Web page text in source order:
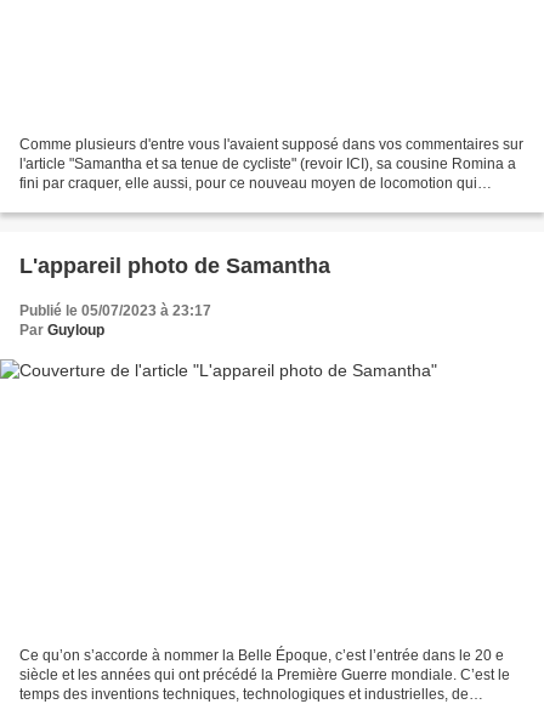
Comme plusieurs d'entre vous l'avaient supposé dans vos commentaires sur
l'article "Samantha et sa tenue de cycliste" (revoir ICI), sa cousine Romina a
fini par craquer, elle aussi, pour ce nouveau moyen de locomotion qui
L'appareil photo de Samantha
Publié le 05/07/2023 à 23:17
Par Guyloup
Ce qu’on s’accorde à nommer la Belle Époque, c’est l’entrée dans le 20 e
siècle et les années qui ont précédé la Première Guerre mondiale. C’est le
temps des inventions techniques, technologiques et industrielles, de